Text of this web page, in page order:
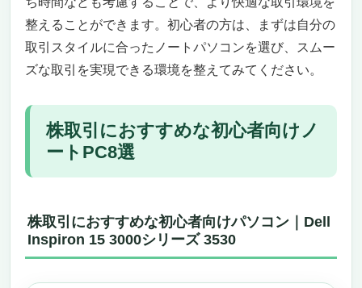
整えることができます。初心者の方は、まずは自分の
取引スタイルに合ったノートパソコンを選び、スムー
ズな取引を実現できる環境を整えてみてください。
株取引におすすめな初心者向けノ
ートPC8選
株取引におすすめな初心者向けパソコン｜Dell
Inspiron 15 3000シリーズ 3530